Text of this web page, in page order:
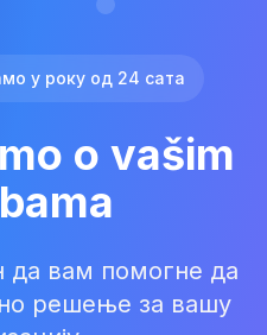
у року од 24 сата
o vašim
да вам помогне да
решење за вашу